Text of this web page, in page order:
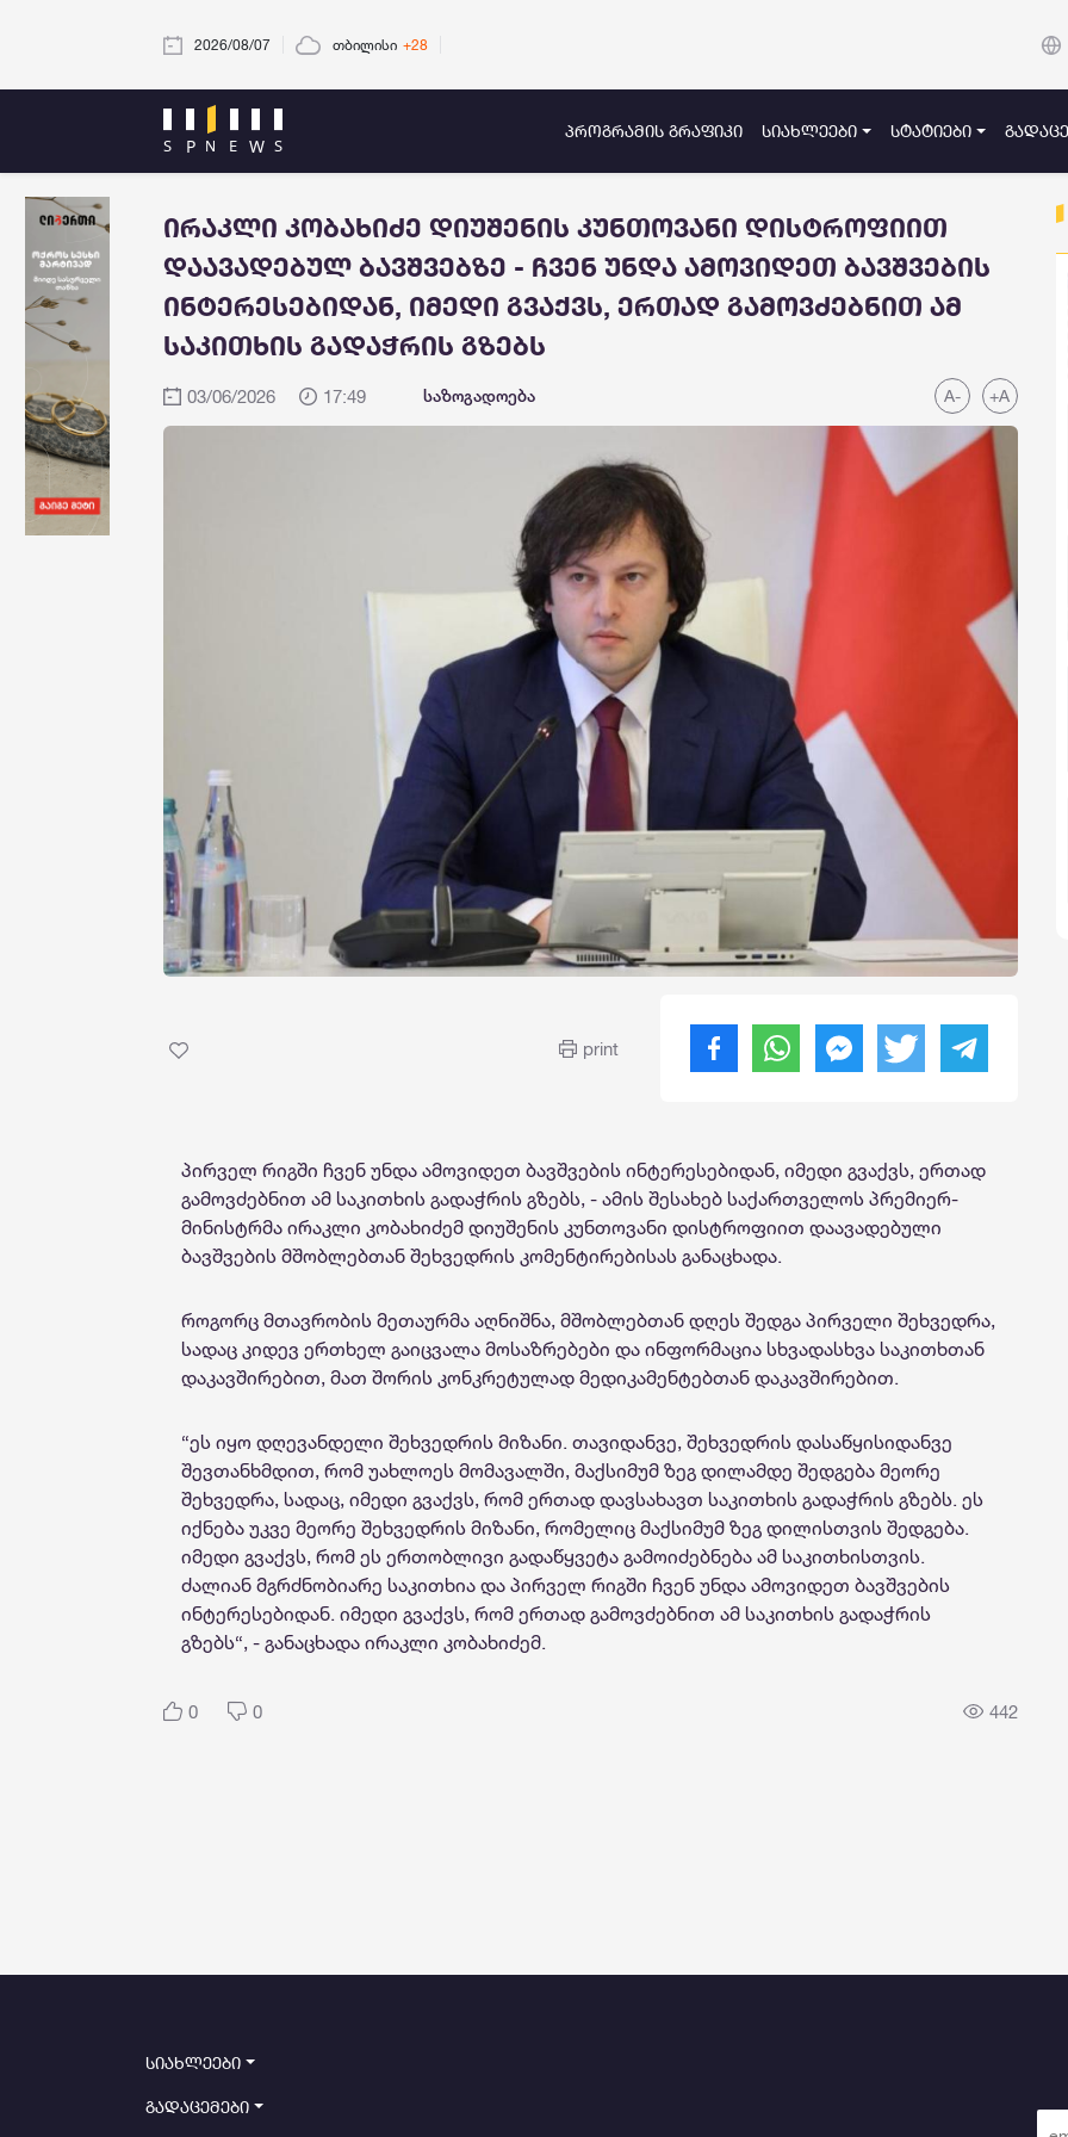
2026/08/07 თბილისი +28
ᲞᲠᲝᲒᲠᲐᲛᲘᲡ ᲒᲠᲐᲤᲘᲙᲘ ᲡᲘᲐᲮᲚᲔᲔᲑᲘ ᲡᲢᲐᲢᲘᲔᲑᲘ
ირაკლი კობახიძე დიუშენის კუნთოვანი დისტროფიით
დაავადებულ ბავშვებზე - ჩვენ უნდა ამოვიდეთ ბავშვების
ინტერესებიდან, იმედი გვაქვს, ერთად გამოვძებნით ამ
საკითხის გადაჭრის გზებს
03/06/2026 17:49 საზოგადოება A- +A
print
პირველ რიგში ჩვენ უნდა ამოვიდეთ ბავშვების ინტერესებიდან, იმედი გვაქვს, ერთად
გამოვძებნით ამ საკითხის გადაჭრის გზებს, - ამის შესახებ საქართველოს პრემიერ-
მინისტრმა ირაკლი კობახიძემ დიუშენის კუნთოვანი დისტროფიით დაავადებული
ბავშვების მშობლებთან შეხვედრის კომენტირებისას განაცხადა.
როგორც მთავრობის მეთაურმა აღნიშნა, მშობლებთან დღეს შედგა პირველი შეხვედრა,
სადაც კიდევ ერთხელ გაიცვალა მოსაზრებები და ინფორმაცია სხვადასხვა საკითხთან
დაკავშირებით, მათ შორის კონკრეტულად მედიკამენტებთან დაკავშირებით.
“ეს იყო დღევანდელი შეხვედრის მიზანი. თავიდანვე, შეხვედრის დასაწყისიდანვე
შევთანხმდით, რომ უახლოეს მომავალში, მაქსიმუმ ზეგ დილამდე შედგება მეორე
შეხვედრა, სადაც, იმედი გვაქვს, რომ ერთად დავსახავთ საკითხის გადაჭრის გზებს. ეს
იქნება უკვე მეორე შეხვედრის მიზანი, რომელიც მაქსიმუმ ზეგ დილისთვის შედგება.
იმედი გვაქვს, რომ ეს ერთობლივი გადაწყვეტა გამოიძებნება ამ საკითხისთვის.
ძალიან მგრძნობიარე საკითხია და პირველ რიგში ჩვენ უნდა ამოვიდეთ ბავშვების
ინტერესებიდან. იმედი გვაქვს, რომ ერთად გამოვძებნით ამ საკითხის გადაჭრის
გზებს“, - განაცხადა ირაკლი კობახიძემ.
0 0 442
სიახლეები
გადაცემები